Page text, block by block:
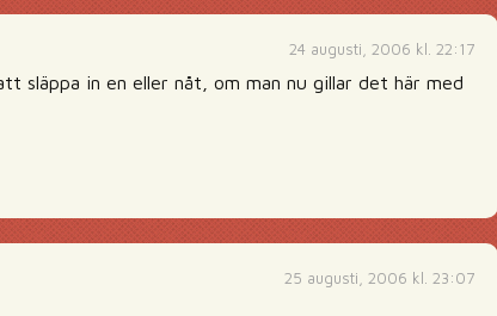
24 augusti, 2006 kl. 22:17
in en eller nåt, om man nu gillar det här med
25 augusti, 2006 kl. 23:07